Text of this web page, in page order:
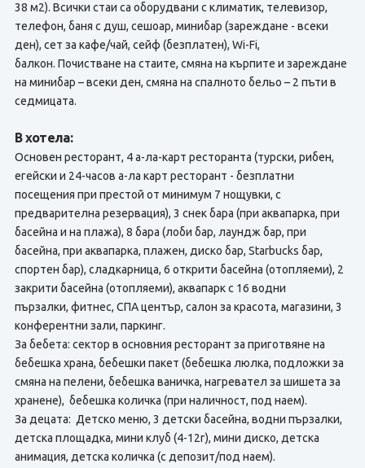
38 м2). Всички стаи са оборудвани с климатик, телевизор,
телефон, баня с душ, сешоар, минибар (зареждане - всеки
ден), сет за кафе/чай, сейф (безплатен), Wi-Fi,
балкон. Почистване на стаите, смяна на кърпите и зареждане
на минибар – всеки ден, смяна на спалното бельо – 2 пъти в
седмицата.
В хотела:
Основен ресторант, 4 а-ла-карт ресторанта (турски, рибен,
егейски и 24-часов а-ла карт ресторант - безплатни
посещения при престой от минимум 7 нощувки, с
предварителна резервация), 3 снек бара (при аквапарка, при
басейна и на плажа), 8 бара (лоби бар, лаундж бар, при
басейна, при аквапарка, плажен, диско бар, Starbucks бар,
спортен бар), сладкарница, 6 открити басейна (отопляеми), 2
закрити басейна (отопляеми), аквапарк с 16 водни
пързалки, фитнес, СПА център, салон за красота, магазини, 3
конферентни зали, паркинг.
За бебета: сектор в основния ресторант за приготвяне на
бебешка храна, бебешки пакет (бебешка люлка, подложки за
смяна на пелени, бебешка ваничка, нагревател за шишета за
хранене), бебешка количка (при наличност, под наем).
За децата: Детско меню, 3 детски басейна, водни пързалки,
детска площадка, мини клуб (4-12г), мини диско, детска
анимация, детска количка (с депозит/под наем).